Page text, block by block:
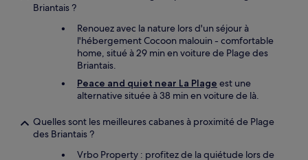
Briantais ?
Renouez avec la nature lors d'un séjour à
l'hébergement Cocoon malouin - comfortable
home, situé à 29 min en voiture de Plage des
Briantais.
Peace and quiet near La Plage est une
alternative située à 38 min en voiture de là.
Quelles sont les meilleures cabanes à proximité de Plage
des Briantais ?
Vrbo Property : profitez de la quiétude lors de